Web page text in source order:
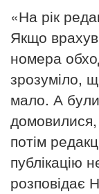
«На рік
Якщо
номера
зрозуміло,
мало. А
домовилися,
потім
публікацію
розповідає